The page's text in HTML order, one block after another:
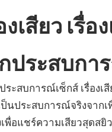
เสียว เรื่อ
ประสบกา
ประสบการณ์เซ็กส์ เรื่อง
ป็นประสบการณ์จริงจาก
พื่อแชร์ความเสียวสุดสยิ